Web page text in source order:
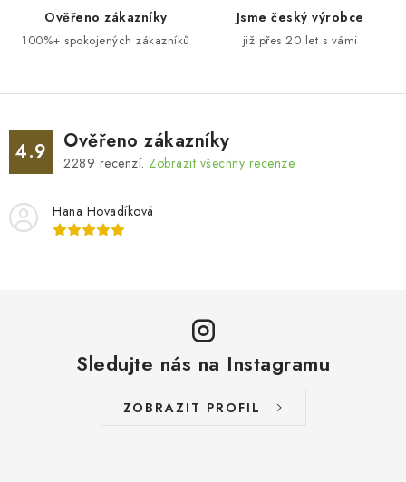
s
Ověřeno zákazníky
100%+ spokojených zákazníků
Jsme český výrobce
již přes 20 let s vámi
4.9 Ověřeno zákazníky
2289 recenzí. Zobrazit všechny recenze
Hana Hovadíková
Sledujte nás na Instagramu
ZOBRAZIT PROFIL